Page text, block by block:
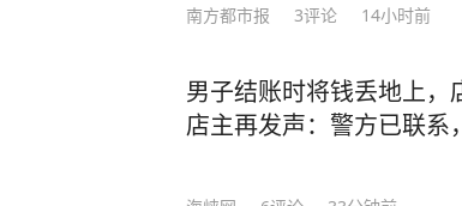
南方都市报 3评论 14小时前
男子结账时将钱丢地上，
店主再发声：警方已联系